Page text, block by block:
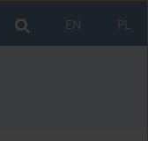
PL
EN